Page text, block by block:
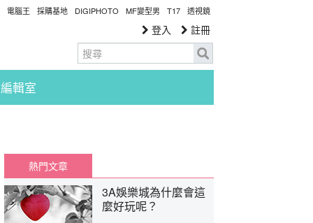
電腦王 採購基地 DIGIPHOTO MF變型男 T17 透視鏡
登入 註冊
編輯室
熱門文章
3A娛樂城為什麼會這
麼好玩呢？